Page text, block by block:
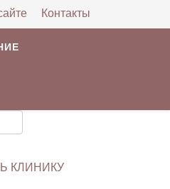
Контакты
КЛИНИКУ